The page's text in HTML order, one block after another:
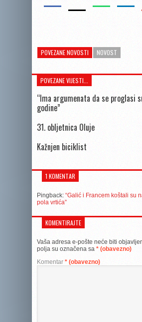
POVEZANE NOVOSTI NOVOST
POVEZANE VIJESTI...
“Ima argumenata da se proglasi
godine”
31. obljetnica Oluje
Kažnjen biciklist
1 KOMENTAR
Pingback: “Galić i Francem koštali su
pola vrtića”
KOMENTIRAJTE
Vaša adresa e-pošte neće biti
polja su označena sa * (obavezno)
Komentar * (obavezno)